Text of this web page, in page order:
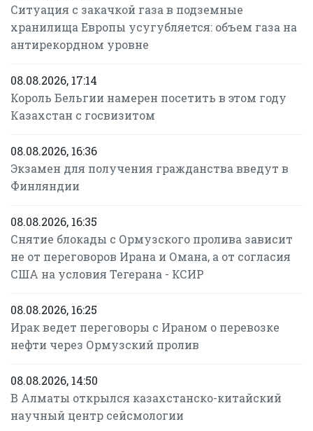
Ситуация с закачкой газа в подземные
хранилища Европы усугубляется: объем газа на
антирекордном уровне
08.08.2026, 17:14
Король Бельгии намерен посетить в этом году
Казахстан с госвизитом
08.08.2026, 16:36
Экзамен для получения гражданства введут в
Финляндии
08.08.2026, 16:35
Снятие блокады с Ормузского пролива зависит
не от переговоров Ирана и Омана, а от согласия
США на условия Тегерана - КСИР
08.08.2026, 16:25
Ирак ведет переговоры с Ираном о перевозке
нефти через Ормузский пролив
08.08.2026, 14:50
В Алматы открылся казахстанско-китайский
научный центр сейсмологии